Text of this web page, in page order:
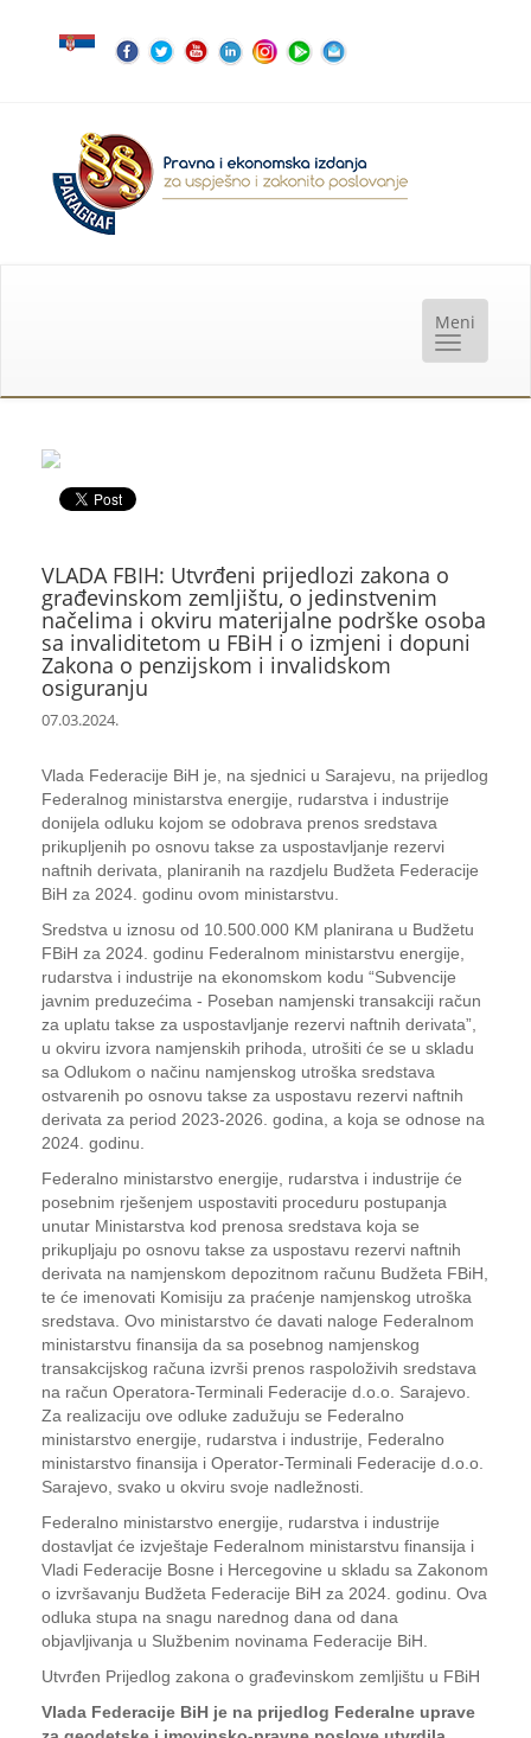
VLADA FBIH: Utvrđeni prijedlozi zakona o
građevinskom zemljištu, o jedinstvenim
načelima i okviru materijalne podrške osoba
sa invaliditetom u FBiH i o izmjeni i dopuni
Zakona o penzijskom i invalidskom
osiguranju
07.03.2024.
Vlada Federacije BiH je, na sjednici u Sarajevu, na prijedlog
Federalnog ministarstva energije, rudarstva i industrije
donijela odluku kojom se odobrava prenos sredstava
prikupljenih po osnovu takse za uspostavljanje rezervi
naftnih derivata, planiranih na razdjelu Budžeta Federacije
BiH za 2024. godinu ovom ministarstvu.
Sredstva u iznosu od 10.500.000 KM planirana u Budžetu
FBiH za 2024. godinu Federalnom ministarstvu energije,
rudarstva i industrije na ekonomskom kodu “Subvencije
javnim preduzećima - Poseban namjenski transakciji račun
za uplatu takse za uspostavljanje rezervi naftnih derivata”,
u okviru izvora namjenskih prihoda, utrošiti će se u skladu
sa Odlukom o načinu namjenskog utroška sredstava
ostvarenih po osnovu takse za uspostavu rezervi naftnih
derivata za period 2023-2026. godina, a koja se odnose na
2024. godinu.
Federalno ministarstvo energije, rudarstva i industrije će
posebnim rješenjem uspostaviti proceduru postupanja
unutar Ministarstva kod prenosa sredstava koja se
prikupljaju po osnovu takse za uspostavu rezervi naftnih
derivata na namjenskom depozitnom računu Budžeta FBiH,
te će imenovati Komisiju za praćenje namjenskog utroška
sredstava. Ovo ministarstvo će davati naloge Federalnom
ministarstvu finansija da sa posebnog namjenskog
transakcijskog računa izvrši prenos raspoloživih sredstava
na račun Operatora-Terminali Federacije d.o.o. Sarajevo.
Za realizaciju ove odluke zadužuju se Federalno
ministarstvo energije, rudarstva i industrije, Federalno
ministarstvo finansija i Operator-Terminali Federacije d.o.o.
Sarajevo, svako u okviru svoje nadležnosti.
Federalno ministarstvo energije, rudarstva i industrije
dostavljat će izvještaje Federalnom ministarstvu finansija i
Vladi Federacije Bosne i Hercegovine u skladu sa Zakonom
o izvršavanju Budžeta Federacije BiH za 2024. godinu. Ova
odluka stupa na snagu narednog dana od dana
objavljivanja u Službenim novinama Federacije BiH.
Utvrđen Prijedlog zakona o građevinskom zemljištu u FBiH
Vlada Federacije BiH je na prijedlog Federalne uprave